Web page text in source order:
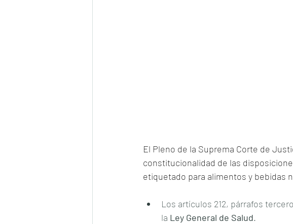
El Pleno de la Suprema Corte de
constitucionalidad de las
etiquetado para alimentos y bebidas
Los artículos 212, párrafos
la Ley General de Salud.